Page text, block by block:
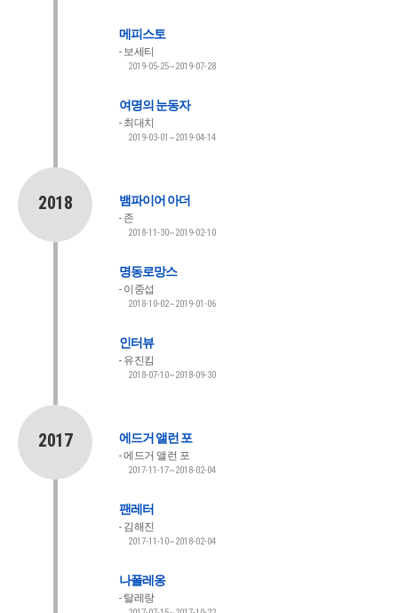
메피스토
보세티
2019-05-25~2019-07-28
여명의 눈동자
최대치
2019-03-01~2019-04-14
2018 뱀파이어 아더
존
2018-11-30~2019-02-10
명동로망스
이중섭
2018-10-02~2019-01-06
인터뷰
유진킴
2018-07-10~2018-09-30
2017 에드거 앨런 포
에드거 앨런 포
2017-11-17~2018-02-04
팬레터
김해진
2017-11-10~2018-02-04
나폴레옹
탈레랑